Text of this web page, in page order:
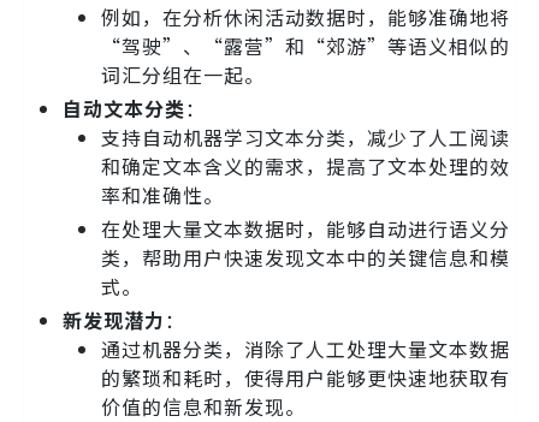
例如，在分析休闲活动数据时，能够准确地将
“驾驶”、“露营”和“郊游”等语义相似的
词汇分组在一起。
自动文本分类：
支持自动机器学习文本分类，减少了人工阅读
和确定文本含义的需求，提高了文本处理的效
率和准确性。
在处理大量文本数据时，能够自动进行语义分
类，帮助用户快速发现文本中的关键信息和模
式。
新发现潜力：
通过机器分类，消除了人工处理大量文本数据
的繁琐和耗时，使得用户能够更快速地获取有
价值的信息和新发现。